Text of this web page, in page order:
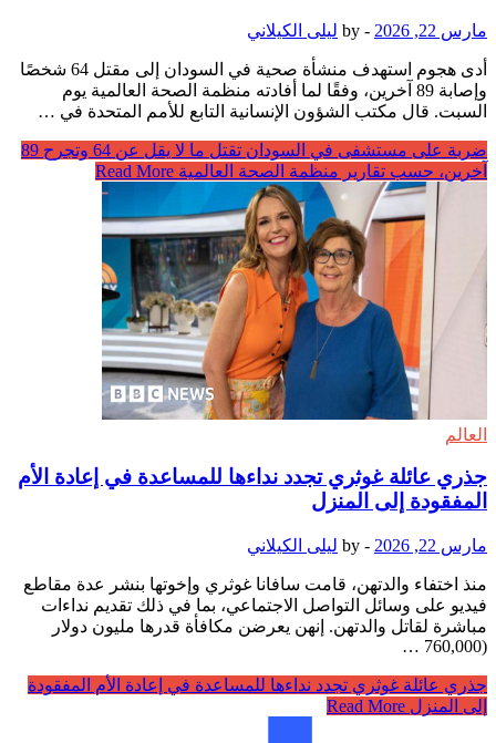
مارس 22, 2026 -
by ليلى الكيلاني
أدى هجوم استهدف منشأة صحية في السودان إلى مقتل 64 شخصًا
وإصابة 89 آخرين، وفقًا لما أفادته منظمة الصحة العالمية يوم
السبت. قال مكتب الشؤون الإنسانية التابع للأمم المتحدة في …
ضربة على مستشفى في السودان تقتل ما لا يقل عن 64 وتجرح 89
آخرين، حسب تقارير منظمة الصحة العالمية
العالم
جذري عائلة غوثري تجدد نداءها للمساعدة في إعادة الأم
المفقودة إلى المنزل
مارس 22, 2026 -
by ليلى الكيلاني
منذ اختفاء والدتهن، قامت سافانا غوثري وإخوتها بنشر عدة مقاطع
فيديو على وسائل التواصل الاجتماعي، بما في ذلك تقديم نداءات
مباشرة لقاتل والدتهن. إنهن يعرضن مكافأة قدرها مليون دولار
(760,000 …
جذري عائلة غوثري تجدد نداءها للمساعدة في إعادة الأم المفقودة
إلى المنزل